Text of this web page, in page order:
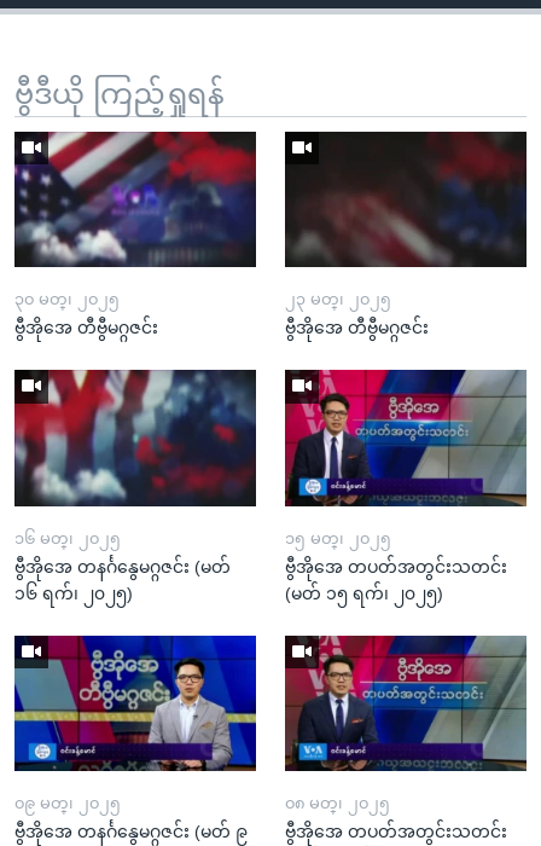
ဗွီဒီယို ကြည့်ရှုရန်
၃၀ မတ္၊ ၂၀၂၅
ဗွီအိုအေ တီဗွီမဂ္ဂဇင်း
၂၃ မတ္၊ ၂၀၂၅
ဗွီအိုအေ တီဗွီမဂ္ဂဇင်း
၁၆ မတ္၊ ၂၀၂၅
ဗွီအိုအေ တနင်္ဂနွေမဂ္ဂဇင်း (မတ်
၁၆ ရက်၊ ၂၀၂၅)
၁၅ မတ္၊ ၂၀၂၅
ဗွီအိုအေ တပတ်အတွင်းသတင်း
(မတ် ၁၅ ရက်၊ ၂၀၂၅)
၀၉ မတ္၊ ၂၀၂၅
ဗွီအိုအေ တနင်္ဂနွေမဂ္ဂဇင်း (မတ် ၉
၀၈ မတ္၊ ၂၀၂၅
ဗွီအိုအေ တပတ်အတွင်းသတင်း